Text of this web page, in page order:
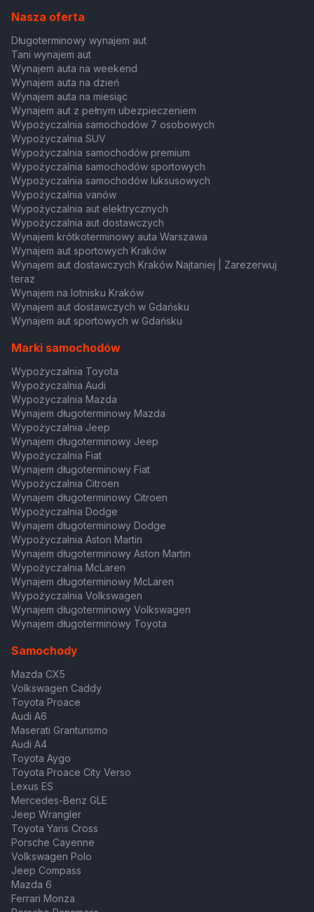
Nasza oferta
Długoterminowy wynajem aut
Tani wynajem aut
Wynajem auta na weekend
Wynajem auta na dzień
Wynajem auta na miesiąc
Wynajem aut z pełnym ubezpieczeniem
Wypożyczalnia samochodów 7 osobowych
Wypożyczalnia SUV
Wypożyczalnia samochodów premium
Wypożyczalnia samochodów sportowych
Wypożyczalnia samochodów luksusowych
Wypożyczalnia vanów
Wypożyczalnia aut elektrycznych
Wypożyczalnia aut dostawczych
Wynajem krótkoterminowy auta Warszawa
Wynajem aut sportowych Kraków
Wynajem aut dostawczych Kraków Najtaniej | Zarezerwuj
teraz
Wynajem na lotnisku Kraków
Wynajem aut dostawczych w Gdańsku
Wynajem aut sportowych w Gdańsku
Marki samochodów
Wypożyczalnia Toyota
Wypożyczalnia Audi
Wypożyczalnia Mazda
Wynajem długoterminowy Mazda
Wypożyczalnia Jeep
Wynajem długoterminowy Jeep
Wypożyczalnia Fiat
Wynajem długoterminowy Fiat
Wypożyczalnia Citroen
Wynajem długoterminowy Citroen
Wypożyczalnia Dodge
Wynajem długoterminowy Dodge
Wypożyczalnia Aston Martin
Wynajem długoterminowy Aston Martin
Wypożyczalnia McLaren
Wynajem długoterminowy McLaren
Wypożyczalnia Volkswagen
Wynajem długoterminowy Volkswagen
Wynajem długoterminowy Toyota
Samochody
Mazda CX5
Volkswagen Caddy
Toyota Proace
Audi A6
Maserati Granturismo
Audi A4
Toyota Aygo
Toyota Proace City Verso
Lexus ES
Mercedes-Benz GLE
Jeep Wrangler
Toyota Yaris Cross
Porsche Cayenne
Volkswagen Polo
Jeep Compass
Mazda 6
Ferrari Monza